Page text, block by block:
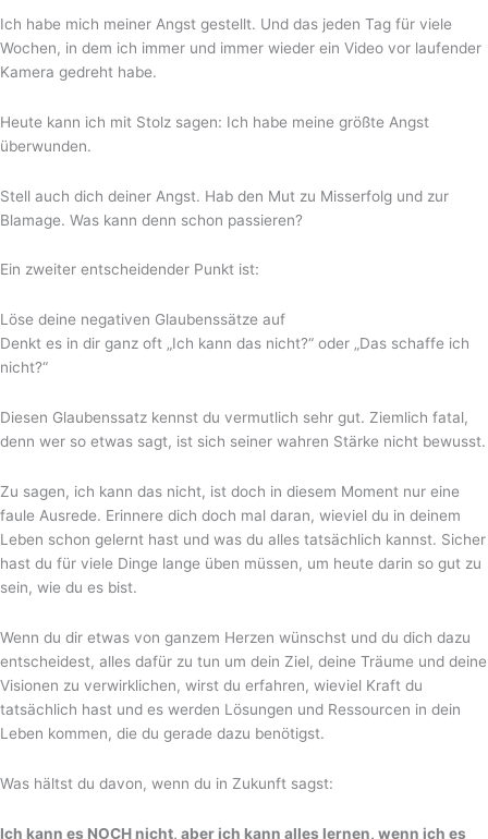
Ich habe mich meiner Angst gestellt. Und das jeden Tag für viele
Wochen, in dem ich immer und immer wieder ein Video vor laufender
Kamera gedreht habe.
Heute kann ich mit Stolz sagen: Ich habe meine größte Angst
überwunden.
Stell auch dich deiner Angst. Hab den Mut zu Misserfolg und zur
Blamage. Was kann denn schon passieren?
Ein zweiter entscheidender Punkt ist:
Löse deine negativen Glaubenssätze auf
Denkt es in dir ganz oft „Ich kann das nicht?“ oder „Das schaffe ich
nicht?“
Diesen Glaubenssatz kennst du vermutlich sehr gut. Ziemlich fatal,
denn wer so etwas sagt, ist sich seiner wahren Stärke nicht bewusst.
Zu sagen, ich kann das nicht, ist doch in diesem Moment nur eine
faule Ausrede. Erinnere dich doch mal daran, wieviel du in deinem
Leben schon gelernt hast und was du alles tatsächlich kannst. Sicher
hast du für viele Dinge lange üben müssen, um heute darin so gut zu
sein, wie du es bist.
Wenn du dir etwas von ganzem Herzen wünschst und du dich dazu
entscheidest, alles dafür zu tun um dein Ziel, deine Träume und deine
Visionen zu verwirklichen, wirst du erfahren, wieviel Kraft du
tatsächlich hast und es werden Lösungen und Ressourcen in dein
Leben kommen, die du gerade dazu benötigst.
Was hältst du davon, wenn du in Zukunft sagst:
Ich kann es NOCH nicht, aber ich kann alles lernen, wenn ich es